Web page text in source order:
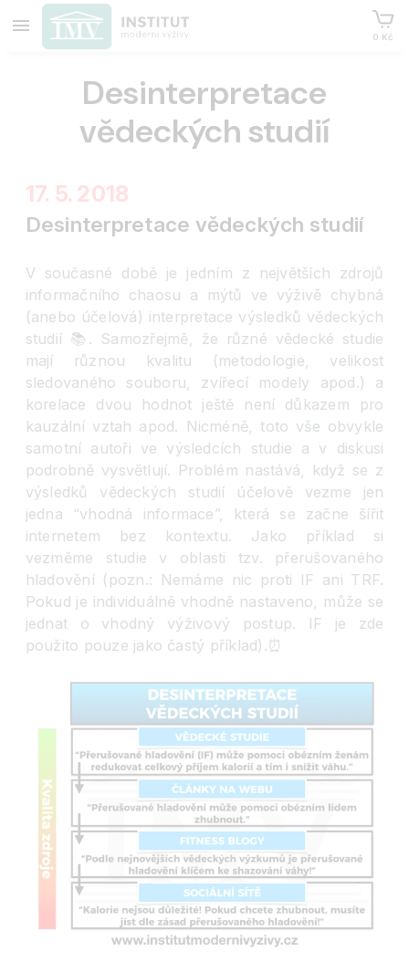
0 Kč
Desinterpretace
vědeckých studií
17. 5. 2018
Desinterpretace vědeckých studií
V současné době je jedním z největších zdrojů
informačního chaosu a mýtů ve výživě chybná
(anebo účelová) interpretace výsledků vědeckých
studií 📚 . Samozřejmě, že různé vědecké studie
mají různou kvalitu (metodologie, velikost
sledovaného souboru, zvířecí modely apod.) a
korelace dvou hodnot ještě není důkazem pro
kauzální vztah apod. Nicméně, toto vše obvykle
samotní autoři ve výsledcích studie a v diskusi
podrobně vysvětlují. Problém nastává, když se z
výsledků vědeckých studií účelově vezme jen
jedna “vhodná informace”, která se začne šířit
internetem bez kontextu. Jako příklad si
vezměme studie v oblasti tzv. přerušovaného
hladovění (pozn.: Nemáme nic proti IF ani TRF.
Pokud je individuálně vhodně nastaveno, může se
jednat o vhodný výživový postup. IF je zde
použito pouze jako častý příklad).⏰